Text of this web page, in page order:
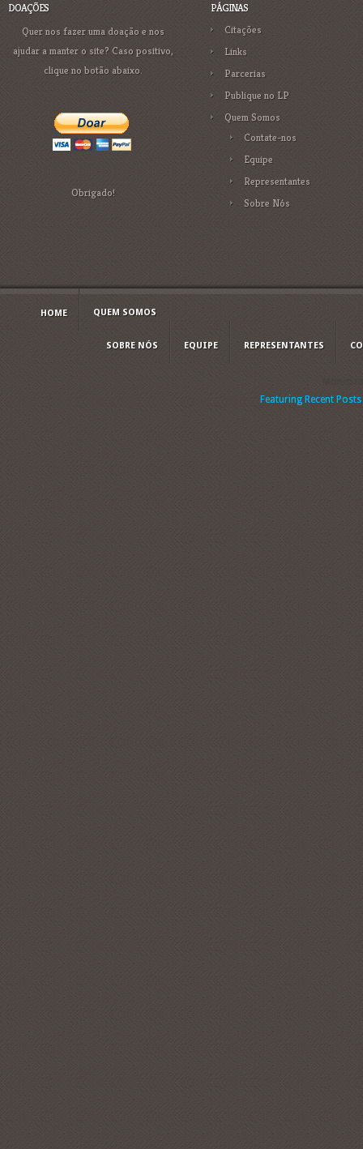
DOAÇÕES
Quer nos fazer uma doação e nos
ajudar a manter o site? Caso positivo,
clique no botão abaixo.
Obrigado!
PÁGINAS
Citações
Links
Parcerias
Publique no LP
Quem Somos
Contate-nos
Equipe
Representantes
Sobre Nós
HOME QUEM SOMOS
SOBRE NÓS EQUIPE REPRESENTANTES
Featuring Recent